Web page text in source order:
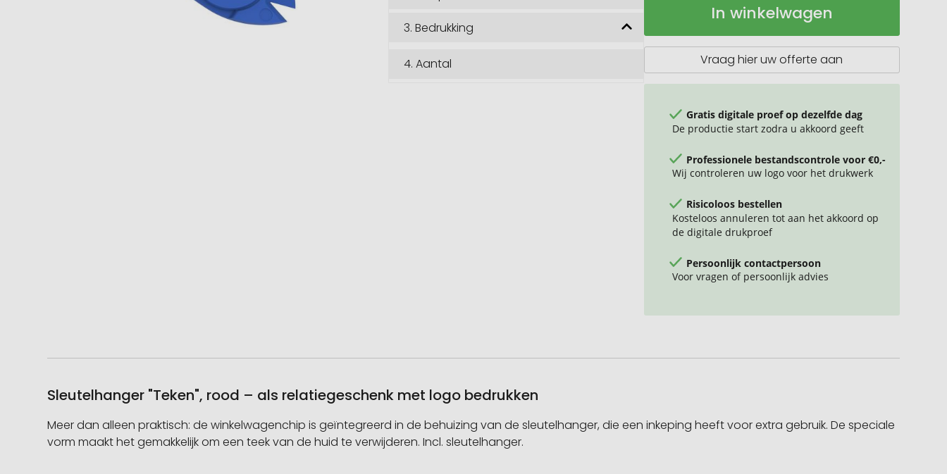
3.Bedrukking
4.Aantal
In winkelwagen
Vraag hier uw offerte aan
Gratis digitale proef op dezelfde dag
De productie start zodra u akkoord geeft
Professionele bestandscontrole voor €0,-
Wij controleren uw logo voor het drukwerk
Risicoloos bestellen
Kosteloos annuleren tot aan het akkoord op
de digitale drukproef
Persoonlijk contactpersoon
Voor vragen of persoonlijk advies
Sleutelhanger "Teken", rood – als relatiegeschenk met logo bedrukken
Meer dan alleen praktisch: de winkelwagenchip is geïntegreerd in de behuizing van de sleutelhanger, die een inkeping heeft voor extra gebruik. De speciale
vorm maakt het gemakkelijk om een teek van de huid te verwijderen. Incl. sleutelhanger.